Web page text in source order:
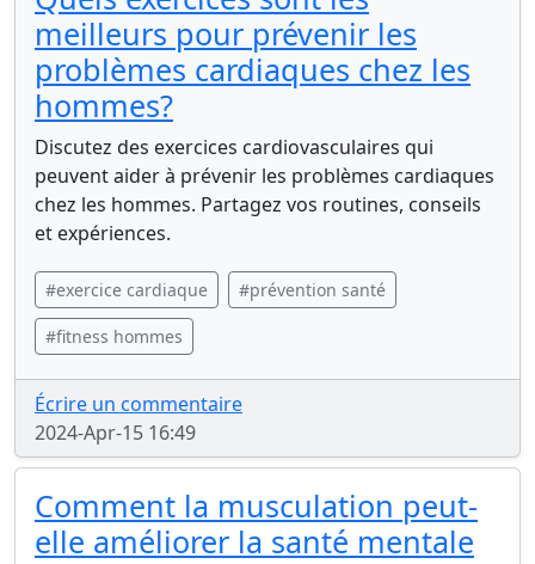
meilleurs pour prévenir les
problèmes cardiaques chez les
hommes?
Discutez des exercices cardiovasculaires qui
peuvent aider à prévenir les problèmes cardiaques
chez les hommes. Partagez vos routines, conseils
et expériences.
#exercice cardiaque #prévention santé
#fitness hommes
Écrire un commentaire
2024-Apr-15 16:49
Comment la musculation peut-
elle améliorer la santé mentale